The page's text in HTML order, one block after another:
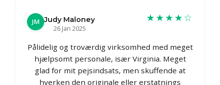
JM Judy Maloney
26 Jan 2025
★★★★☆
Pålidelig og troværdig virksomhed med meget
hjælpsomt personale, især Virginia. Meget
glad for mit pejsindsats, men skuffende at
hverken den originale eller erstatnings